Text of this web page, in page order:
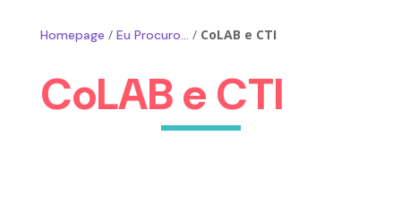
Homepage / Eu Procuro... / CoLAB e CTI
CoLAB e CTI